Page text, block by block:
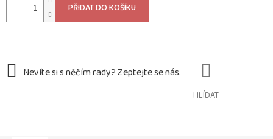
PŘIDAT DO KOŠÍKU
HLÍDAT